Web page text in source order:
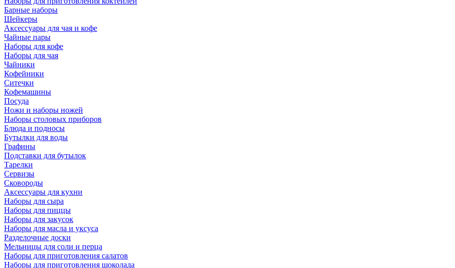
Барные наборы
Шейкеры
Аксессуары для чая и кофе
Чайные пары
Наборы для кофе
Наборы для чая
Чайники
Кофейники
Ситечки
Кофемашины
Посуда
Ножи и наборы ножей
Наборы столовых приборов
Блюда и подносы
Бутылки для воды
Графины
Подставки для бутылок
Тарелки
Сервизы
Сковороды
Аксессуары для кухни
Наборы для сыра
Наборы для пиццы
Наборы для закусок
Наборы для масла и уксуса
Разделочные доски
Мельницы для соли и перца
Наборы для приготовления салатов
Наборы для приготовления шоколада